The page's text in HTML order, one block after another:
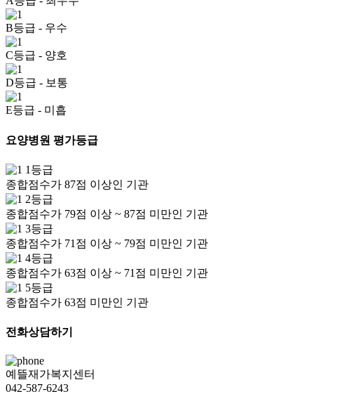
B등급 - 우수
C등급 - 양호
D등급 - 보통
E등급 - 미흡
요양병원 평가등급
1등급
종합점수가 87점 이상인 기관
2등급
종합점수가 79점 이상 ~ 87점 미만인 기관
3등급
종합점수가 71점 이상 ~ 79점 미만인 기관
4등급
종합점수가 63점 이상 ~ 71점 미만인 기관
5등급
종합점수가 63점 미만인 기관
전화상담하기
예뜰재가복지센터
042-587-6243